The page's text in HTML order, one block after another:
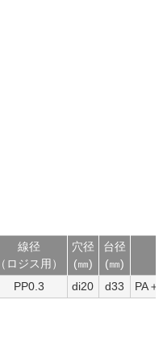
線径
（ロジス用）
穴径
(㎜)
台径
(㎜)
PP0.3 di20 d33 PA